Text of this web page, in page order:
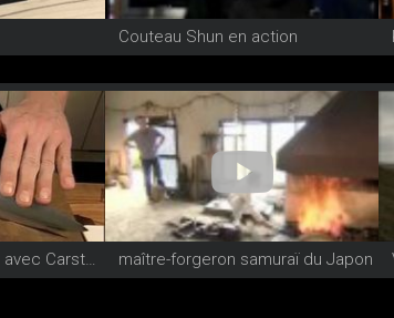
Couteau Shun en action
Technique de coupe avec Carsten Dohrs maître-forgeron samuraï du Japon